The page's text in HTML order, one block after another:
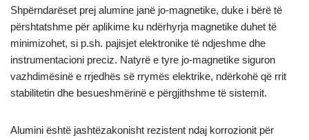
Shpërndarëset prej alumine janë jo-magnetike, duke i bërë të
përshtatshme për aplikime ku ndërhyrja magnetike duhet të
minimizohet, si p.sh. pajisjet elektronike të ndjeshme dhe
instrumentacioni preciz. Natyrë e tyre jo-magnetike siguron
vazhdimësinë e rrjedhës së rrymës elektrike, ndërkohë që rrit
stabilitetin dhe besueshmërinë e përgjithshme të sistemit.
Alumini është jashtëzakonisht rezistent ndaj korrozionit për